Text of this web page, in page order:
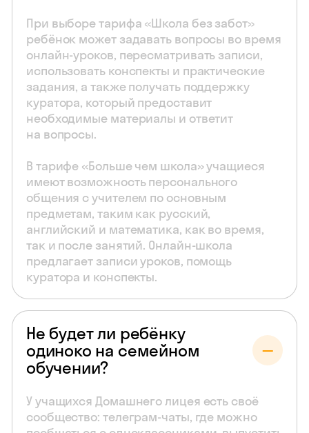
При выборе тарифа «Школа без забот»
ребёнок может задавать вопросы во время
онлайн-уроков, пересматривать записи,
использовать конспекты и практические
задания, а также получать поддержку
куратора, который предоставит
необходимые материалы и ответит
на вопросы.
В тарифе «Больше чем школа» учащиеся
имеют возможность персонального
общения с учителем по основным
предметам, таким как русский,
английский и математика, как во время,
так и после занятий. Онлайн-школа
предлагает записи уроков, помощь
куратора и конспекты.
Не будет ли ребёнку
одиноко на семейном
обучении?
У учащихся Домашнего лицея есть своё
сообщество: телеграм-чаты, где можно